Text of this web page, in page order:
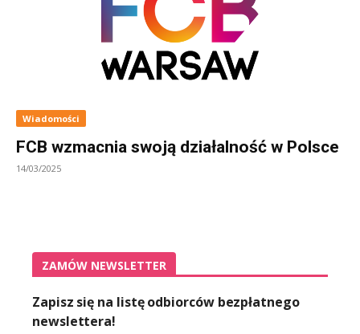
Wiadomości
FCB wzmacnia swoją działalność w Polsce
14/03/2025
ZAMÓW NEWSLETTER
Zapisz się na listę odbiorców bezpłatnego
newslettera!